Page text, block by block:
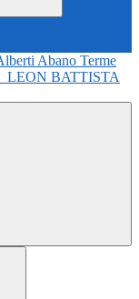
LEON BATTISTA